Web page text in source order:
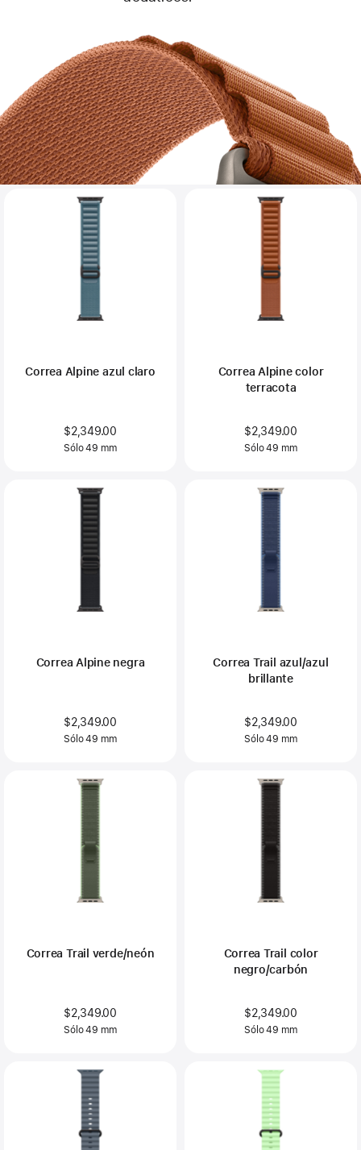
Correa Alpine azul claro
$2,349.00
Sólo 49 mm
Correa Alpine color
terracota
$2,349.00
Sólo 49 mm
Correa Alpine negra
$2,349.00
Sólo 49 mm
Correa Trail azul/azul
brillante
$2,349.00
Sólo 49 mm
Correa Trail verde/neón
$2,349.00
Sólo 49 mm
Correa Trail color
negro/carbón
$2,349.00
Sólo 49 mm